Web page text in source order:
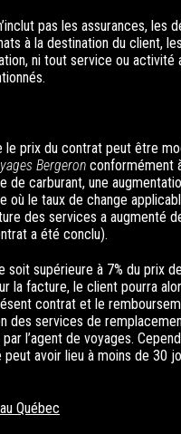
pas les assurances, les
à la destination du client,
ni tout service ou activité
le prix du contrat peut être
Bergeron conformément
de carburant, une
où le taux de change
des services a augmenté
a été conclu).
soit supérieure à 7% du prix
la facture, le client pourra
contrat et le
des services de
l’agent de voyages.
avoir lieu à moins de 30
Québec